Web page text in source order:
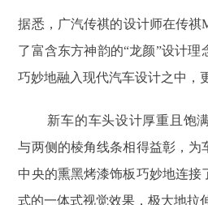
据悉，广汽传祺的设计师在传祺
了富含东方神韵的“龙颜”设计
巧妙地融入现代汽车设计之中，
新车的车头设计厚重且饱
与两侧的棱角线条相得益彰，为
中央的熏黑烤漆饰板巧妙地连接
式的一体式视觉效果，极大地拉